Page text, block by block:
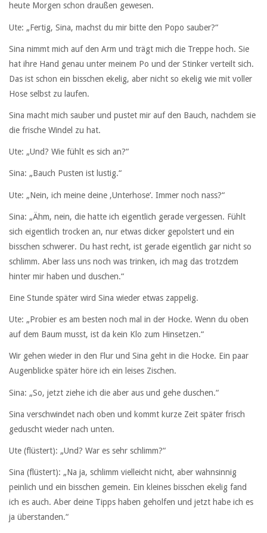
heute Morgen schon draußen gewesen.
Ute: „Fertig, Sina, machst du mir bitte den Popo sauber?“
Sina nimmt mich auf den Arm und trägt mich die Treppe hoch. Sie
hat ihre Hand genau unter meinem Po und der Stinker verteilt sich.
Das ist schon ein bisschen ekelig, aber nicht so ekelig wie mit voller
Hose selbst zu laufen.
Sina macht mich sauber und pustet mir auf den Bauch, nachdem sie
die frische Windel zu hat.
Ute: „Und? Wie fühlt es sich an?“
Sina: „Bauch Pusten ist lustig.“
Ute: „Nein, ich meine deine ‚Unterhose‘. Immer noch nass?“
Sina: „Ähm, nein, die hatte ich eigentlich gerade vergessen. Fühlt
sich eigentlich trocken an, nur etwas dicker gepolstert und ein
bisschen schwerer. Du hast recht, ist gerade eigentlich gar nicht so
schlimm. Aber lass uns noch was trinken, ich mag das trotzdem
hinter mir haben und duschen.“
Eine Stunde später wird Sina wieder etwas zappelig.
Ute: „Probier es am besten noch mal in der Hocke. Wenn du oben
auf dem Baum musst, ist da kein Klo zum Hinsetzen.“
Wir gehen wieder in den Flur und Sina geht in die Hocke. Ein paar
Augenblicke später höre ich ein leises Zischen.
Sina: „So, jetzt ziehe ich die aber aus und gehe duschen.“
Sina verschwindet nach oben und kommt kurze Zeit später frisch
geduscht wieder nach unten.
Ute (flüstert): „Und? War es sehr schlimm?“
Sina (flüstert): „Na ja, schlimm vielleicht nicht, aber wahnsinnig
peinlich und ein bisschen gemein. Ein kleines bisschen ekelig fand
ich es auch. Aber deine Tipps haben geholfen und jetzt habe ich es
ja überstanden.“